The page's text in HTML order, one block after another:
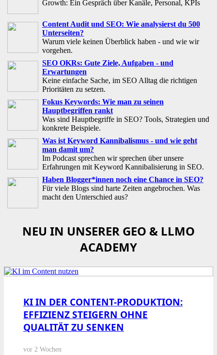
Growth: Ein Gespräch über Kanäle, Personal, KPIs
Content Audit und SEO: Wie analysierst du 500
Unterseiten?
Warum viele keinen Überblick haben - und wie wir
vorgehen.
SEO OKRs: Gute Ziele, Aufgaben - und
Erwartungen
Keine einfache Sache, im SEO Alltag die richtigen
Prioritäten zu setzen.
Fokus Keywords: Wie man zu seinen
Hauptbegriffen rankt
Was sind Hauptbegriffe in SEO? Tools, Strategien und
konkrete Beispiele.
Was ist Keyword Kannibalismus - und wie geht
man damit um?
Im Podcast sprechen wir sprechen über unsere
Erfahrungen mit Keyword Kannibalisierung in SEO.
Haben Blogger*innen noch eine Chance in SEO?
Für viele Blogs sind harte Zeiten angebrochen. Was
macht den Unterschied aus?
NEU IN UNSERER GEO & LLMO
ACADEMY
KI IN DER CONTENT-PRODUKTION:
EFFIZIENZ STEIGERN OHNE
QUALITÄT ZU SENKEN
vor 2 Wochen